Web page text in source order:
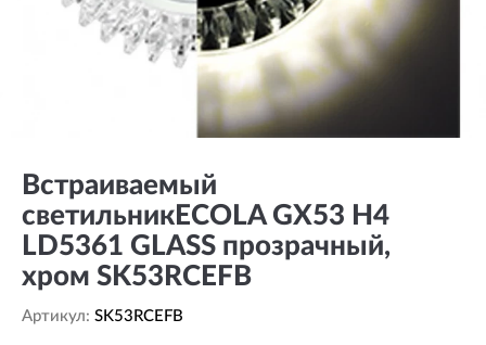
Встраиваемый
светильникECOLA GX53 H4
LD5361 GLASS прозрачный,
хром SK53RCEFB
Артикул: SK53RCEFB